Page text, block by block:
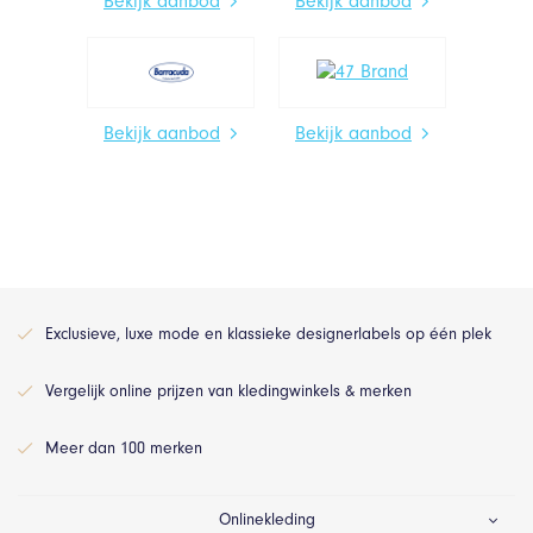
Bekijk aanbod Bekijk aanbod
Exclusieve, luxe mode en klassieke designerlabels op één plek
Vergelijk online prijzen van kledingwinkels & merken
Meer dan 100 merken
Onlinekleding